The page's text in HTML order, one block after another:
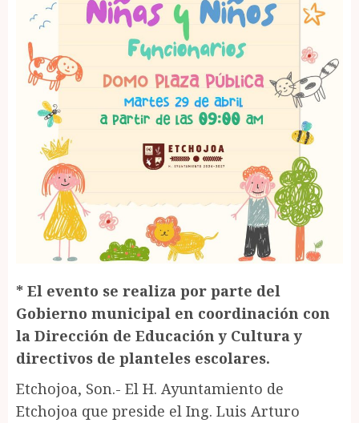
* El evento se realiza por parte del
Gobierno municipal en coordinación con
la Dirección de Educación y Cultura y
directivos de planteles escolares.
Etchojoa, Son.- El H. Ayuntamiento de
Etchojoa que preside el Ing. Luis Arturo